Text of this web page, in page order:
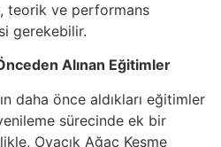
teorik ve performans
gerekebilir.
Alınan Eğitimler
daha önce aldıkları eğitimler
sürecinde ek bir
Ovacık Ağaç Kesme